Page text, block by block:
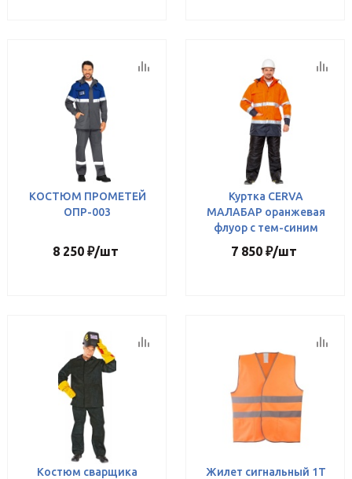
КОСТЮМ ПРОМЕТЕЙ
ОПР-003
8 250 ₽/шт
Куртка CERVA
МАЛАБАР оранжевая
флуор с тем-синим
7 850 ₽/шт
Костюм сварщика
Жилет сигнальный 1Т